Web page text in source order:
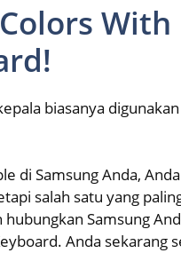
biasanya
di Samsung Anda,
salah satu yang
Samsung
Anda sekarang